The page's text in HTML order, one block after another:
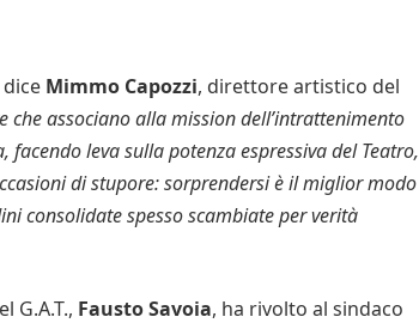
dice Mimmo Capozzi, direttore artistico del
che associano alla mission dell’intrattenimento
leva sulla potenza espressiva del Teatro,
di stupore: sorprendersi è il miglior modo
consolidate spesso scambiate per verità
G.A.T., Fausto Savoia, ha rivolto al sindaco